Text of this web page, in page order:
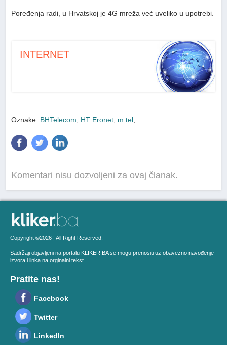
Poređenja radi, u Hrvatskoj je 4G mreža već uveliko u upotrebi.
INTERNET
Oznake: BHTelecom HT Eronet m:tel
Komentari nisu dozvoljeni za ovaj članak.
Copyright ©2026 | All Right Reserved.
Sadržaji objavljeni na portalu KLIKER.BA se mogu prenositi uz obavezno navođenje
izvora i linka na orginalni tekst.
Pratite nas!
Facebook
Twitter
LinkedIn